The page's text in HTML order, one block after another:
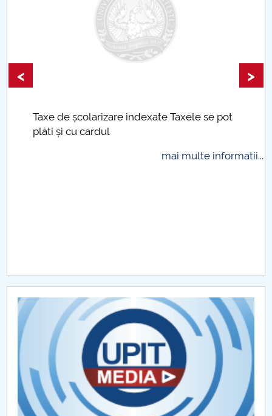
Taxe de școlarizare indexate Taxele se pot
plăti și cu cardul
mai multe informatii...
< >